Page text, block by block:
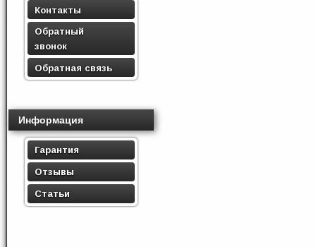
Контакты
Обратный
звонок
Обратная связь
Информация
Гарантия
Отзывы
Статьи